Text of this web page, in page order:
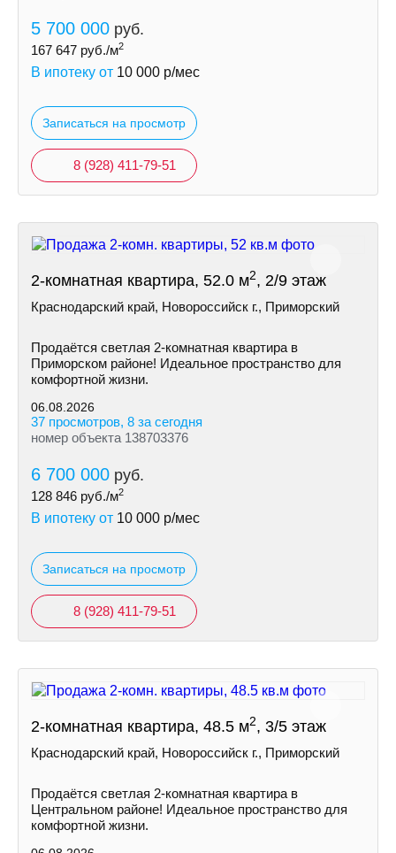
5 700 000 руб.
167 647 руб./м2
В ипотеку от 10 000 р/мес
Записаться на просмотр
8 (928) 411-79-51
2-комнатная квартира, 52.0 м2, 2/9 этаж
Краснодарский край, Новороссийск г., Приморский
Продаётся светлая 2-комнатная квартира в
Приморском районе! Идеальное пространство для
комфортной жизни.
06.08.2026
37 просмотров, 8 за сегодня
номер объекта 138703376
6 700 000 руб.
128 846 руб./м2
В ипотеку от 10 000 р/мес
Записаться на просмотр
8 (928) 411-79-51
2-комнатная квартира, 48.5 м2, 3/5 этаж
Краснодарский край, Новороссийск г., Приморский
Продаётся светлая 2-комнатная квартира в
Центральном районе! Идеальное пространство для
комфортной жизни.